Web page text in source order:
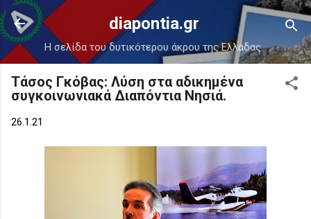
Μετάβαση στο κύριο περιεχόμενο
diapontia.gr
Η σελίδα του δυτικότερου άκρου της Ελλάδας.
Τάσος Γκόβας: Λύση στα αδικημένα
συγκοινωνιακά Διαπόντια Νησιά.
26.1.21